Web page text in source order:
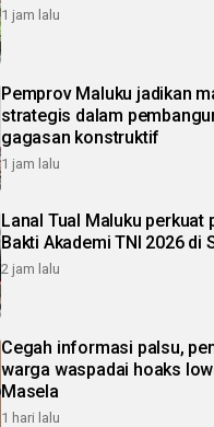
1 jam lalu
Pemprov Maluku jadikan
strategis dalam
gagasan konstruktif
1 jam lalu
Lanal Tual Maluku perkuat
Bakti Akademi TNI 2026 di
2 jam lalu
Cegah informasi palsu,
warga waspadai hoaks
Masela
1 hari lalu